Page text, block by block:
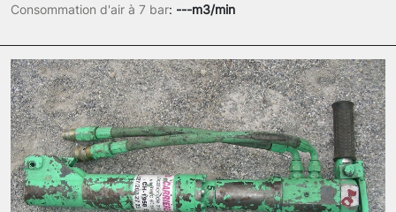
Consommation d'air à 7 bar: ---m3/min